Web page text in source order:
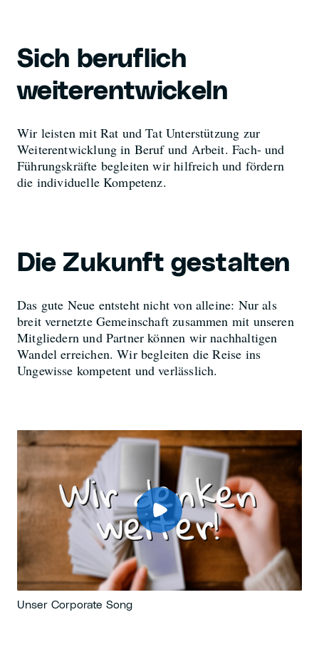
Sich beruflich
weiterentwickeln
Wir leisten mit Rat und Tat Unterstützung zur
Weiterentwicklung in Beruf und Arbeit. Fach- und
Führungskräfte begleiten wir hilfreich und fördern
die individuelle Kompetenz.
Die Zukunft gestalten
Das gute Neue entsteht nicht von alleine: Nur als
breit vernetzte Gemeinschaft zusammen mit unseren
Mitgliedern und Partner können wir nachhaltigen
Wandel erreichen. Wir begleiten die Reise ins
Ungewisse kompetent und verlässlich.
Unser Corporate Song